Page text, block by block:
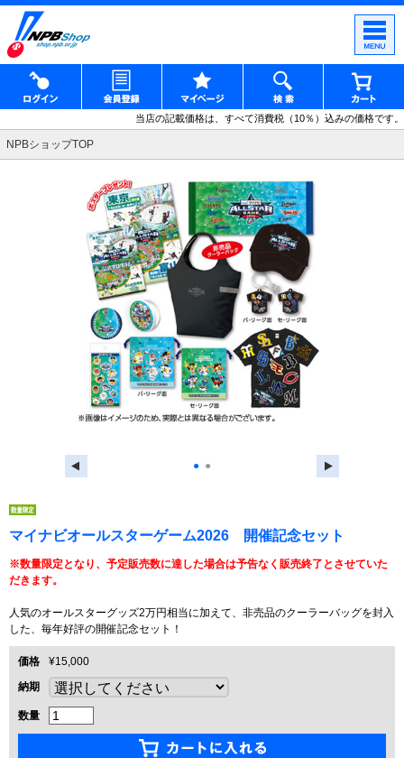
当店の記載価格は、すべて消費税（10％）込みの価格です。
NPBショップTOP
● ●
マイナビオールスターゲーム2026 開催記念セット
※数量限定となり、予定販売数に達した場合は予告なく販売終了とさせていた
だきます。
人気のオールスターグッズ2万円相当に加えて、非売品のクーラーバッグを封入
した、毎年好評の開催記念セット！
価格
¥15,000
納期
数量